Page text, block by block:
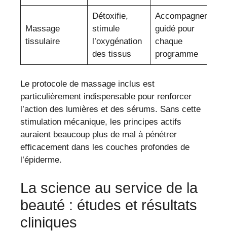
Massage
tissulaire
Détoxifie,
stimule
l’oxygénation
des tissus
Accompagnement
guidé pour
chaque
programme
Le protocole de massage inclus est
particulièrement indispensable pour renforcer
l’action des lumières et des sérums. Sans cette
stimulation mécanique, les principes actifs
auraient beaucoup plus de mal à pénétrer
efficacement dans les couches profondes de
l’épiderme.
La science au service de la
beauté : études et résultats
cliniques